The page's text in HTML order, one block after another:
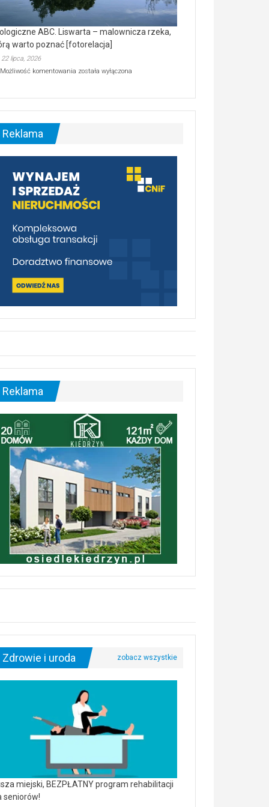
ABC. Liswarta – malownicza rzeka,
warto poznać [fotorelacja]
22 lipca, 2026
Możliwość komentowania Ekologiczne
–
malownicza
[fotorelacja]
została wyłączona
Reklama
Reklama
Zdrowie i uroda
miejski, BEZPŁATNY program rehabilitacji
seniorów!